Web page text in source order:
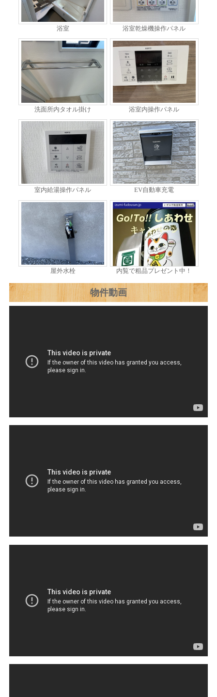
浴室 浴室乾燥機操作パネル
洗面所内タオル掛け 浴室内操作パネル
室内給湯操作パネル EV自動車充電
屋外水栓 内覧で粗品プレゼント中！
物件動画